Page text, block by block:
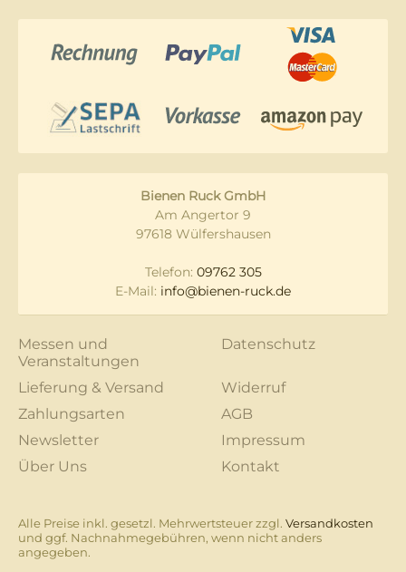
Bienen Ruck GmbH
Am Angertor 9
97618 Wülfershausen
Telefon: 09762 305
E-Mail: info@bienen-ruck.de
Messen und
Veranstaltungen
Datenschutz
Lieferung & Versand
Widerruf
Zahlungsarten
AGB
Newsletter
Impressum
Über Uns
Kontakt
Alle Preise inkl. gesetzl. Mehrwertsteuer zzgl. Versandkosten
und ggf. Nachnahmegebühren, wenn nicht anders
angegeben.